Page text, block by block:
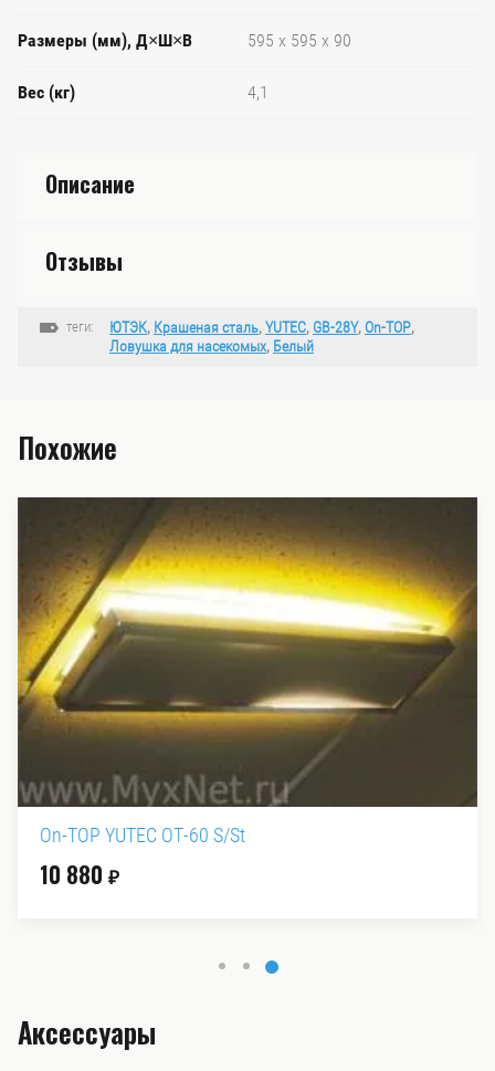
Размеры (мм), Д×Ш×В 595 х 595 х 90
Вес (кг) 4,1
Описание
Отзывы
теги: ЮТЭК, Крашеная сталь,YUTEC, GB-28Y, On-TOP,
Ловушка для насекомых, Белый
Похожие
On-TOP YUTEC OT-60 S/St
10 880 ₽
Аксессуары